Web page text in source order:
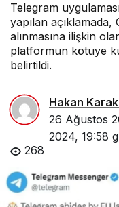
Telegram
yapılan
alınmasına ilişkin
platformun kötüye
belirtildi.
Hakan
26 Ağustos
2024, 19:58
268
gözaltına alındı